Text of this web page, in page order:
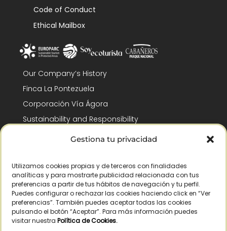
Gestiona tu privacidad
Utilizamos cookies propias y de terceros con finalidades
analíticas y para mostrarte publicidad relacionada con tus
preferencias a partir de tus hábitos de navegación y tu perfil.
Puedes configurar o rechazar las cookies haciendo click en “Ver
preferencias”. También puedes aceptar todas las cookies
pulsando el botón “Aceptar”. Para más información puedes
visitar nuestra Política de Cookies.
Code of Conduct
Ethical Mailbox
Our Company’s History
Finca La Pontezuela
Corporación Vía Ágora
Sustainability and Responsibility
CSR and Fundación Gómez-Pintado
Recognitions